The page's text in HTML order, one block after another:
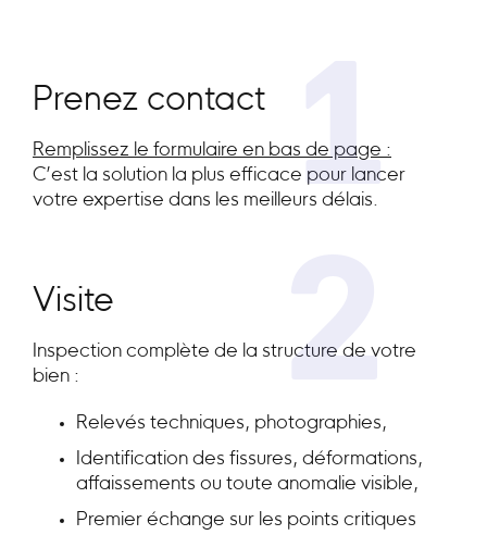
1
Prenez contact
Remplissez le formulaire en bas de page :
C’est la solution la plus efficace pour lancer
votre expertise dans les meilleurs délais.
2
Visite
Inspection complète de la structure de votre
bien :
Relevés techniques, photographies,
Identification des fissures, déformations,
affaissements ou toute anomalie visible,
Premier échange sur les points critiques